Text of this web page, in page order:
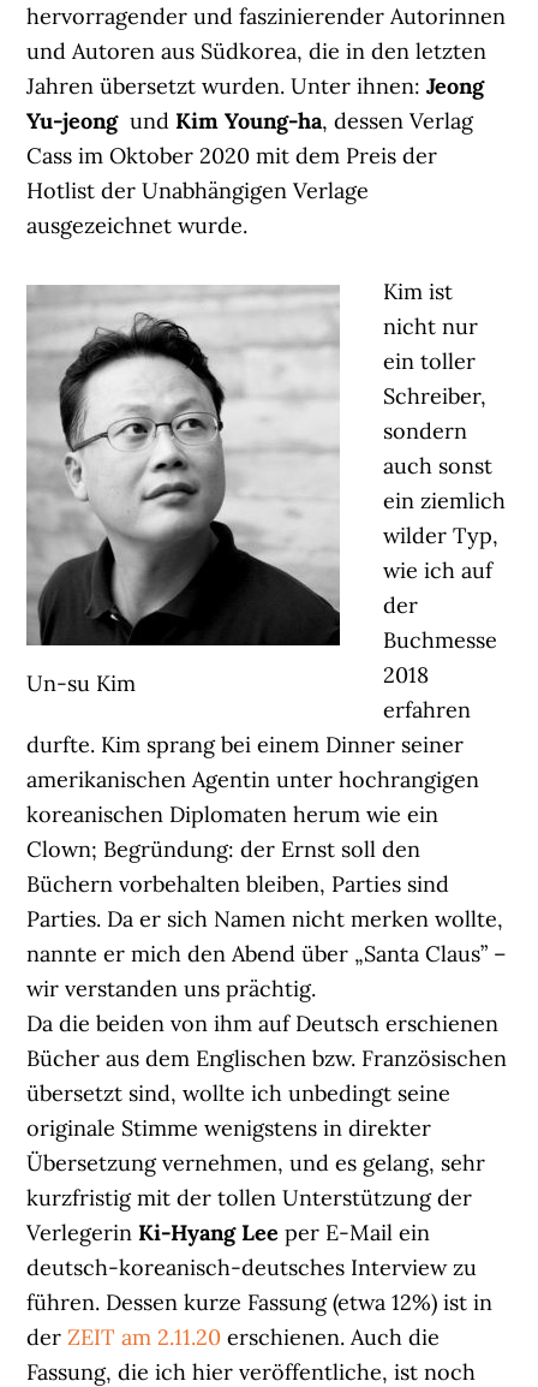
hervorragender und faszinierender Autorinnen
und Autoren aus Südkorea, die in den letzten
Jahren übersetzt wurden. Unter ihnen:Jeong
Yu-jeongundKim Young-ha, dessen Verlag
Cass im Oktober 2020 mit dem Preis der
Hotlist der Unabhängigen Verlage
ausgezeichnet wurde.
Un-su Kim
Kim ist
nicht nur
ein toller
Schreiber,
sondern
auch sonst
ein ziemlich
wilder Typ,
wie ich auf
der
Buchmesse
2018
erfahren
durfte. Kim sprang bei einem Dinner seiner
amerikanischen Agentin unter hochrangigen
koreanischen Diplomaten herum wie ein
Clown; Begründung: der Ernst soll den
Büchern vorbehalten bleiben, Parties sind
Parties. Da er sich Namen nicht merken wollte,
nannte er mich den Abend über „Santa Claus” –
wir verstanden uns prächtig.
Da die beiden von ihm auf Deutsch erschienen
Bücher aus dem Englischen bzw. Französischen
übersetzt sind, wollte ich unbedingt seine
originale Stimme wenigstens in direkter
Übersetzung vernehmen, und es gelang, sehr
kurzfristig mit der tollen Unterstützung der
VerlegerinKi-Hyang Lee per E-Mail ein
deutsch-koreanisch-deutsches Interview zu
führen. Dessen kurze Fassung (etwa 12%) ist in
derZEIT am 2.11.20 erschienen. Auch die
Fassung, die ich hier veröffentliche, ist noch